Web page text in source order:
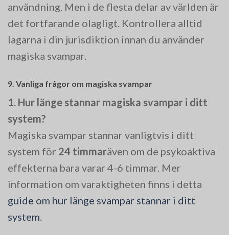
användning. Men i de flesta delar av världen är
det fortfarande olagligt. Kontrollera alltid
lagarna i din jurisdiktion innan du använder
magiska svampar.
9. Vanliga frågor om magiska svampar
1. Hur länge stannar magiska svampar i ditt
system?
Magiska svampar stannar vanligtvis i ditt
system för 24 timmaräven om de psykoaktiva
effekterna bara varar 4-6 timmar. Mer
information om varaktigheten finns i detta
guide om hur länge svampar stannar i ditt
system.